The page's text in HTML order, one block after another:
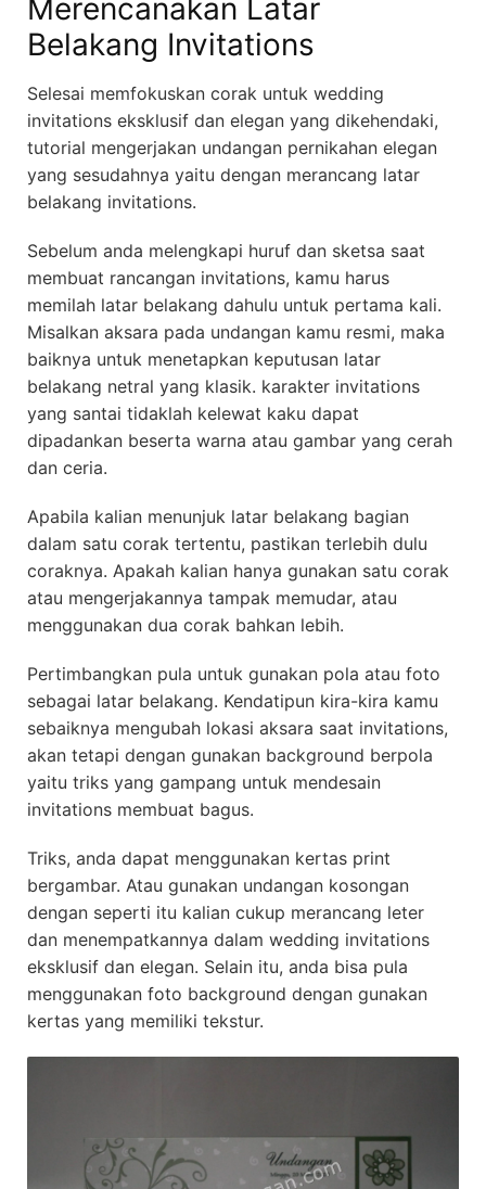
Merencanakan Latar
Belakang Invitations
Selesai memfokuskan corak untuk wedding
invitations eksklusif dan elegan yang dikehendaki,
tutorial mengerjakan undangan pernikahan elegan
yang sesudahnya yaitu dengan merancang latar
belakang invitations.
Sebelum anda melengkapi huruf dan sketsa saat
membuat rancangan invitations, kamu harus
memilah latar belakang dahulu untuk pertama kali.
Misalkan aksara pada undangan kamu resmi, maka
baiknya untuk menetapkan keputusan latar
belakang netral yang klasik. karakter invitations
yang santai tidaklah kelewat kaku dapat
dipadankan beserta warna atau gambar yang cerah
dan ceria.
Apabila kalian menunjuk latar belakang bagian
dalam satu corak tertentu, pastikan terlebih dulu
coraknya. Apakah kalian hanya gunakan satu corak
atau mengerjakannya tampak memudar, atau
menggunakan dua corak bahkan lebih.
Pertimbangkan pula untuk gunakan pola atau foto
sebagai latar belakang. Kendatipun kira-kira kamu
sebaiknya mengubah lokasi aksara saat invitations,
akan tetapi dengan gunakan background berpola
yaitu triks yang gampang untuk mendesain
invitations membuat bagus.
Triks, anda dapat menggunakan kertas print
bergambar. Atau gunakan undangan kosongan
dengan seperti itu kalian cukup merancang leter
dan menempatkannya dalam wedding invitations
eksklusif dan elegan. Selain itu, anda bisa pula
menggunakan foto background dengan gunakan
kertas yang memiliki tekstur.